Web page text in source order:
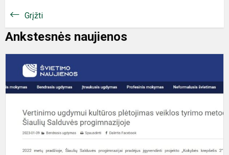
Grįžti
Ankstesnės naujienos